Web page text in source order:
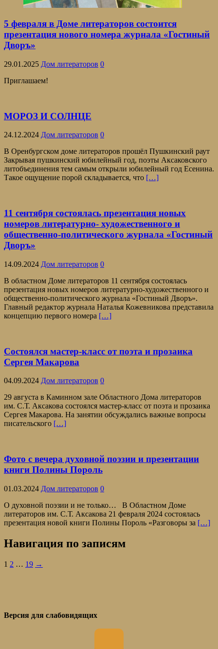
5 февраля в Доме литераторов состоится
презентация нового номера журнала «Гостиный
Дворъ»
29.01.2025 Дом литераторов 0
Приглашаем!
МОРОЗ И СОЛНЦЕ
24.12.2024 Дом литераторов 0
В Оренбургском доме литераторов прошёл Пушкинский раут
Закрывая пушкинский юбилейный год, поэты Аксаковского
литобъединения тем самым открыли юбилейный год Есенина.
Такое ощущение порой складывается, что […]
11 сентября состоялась презентация новых
номеров литературно- художественного и
общественно-политического журнала «Гостиный
Дворъ»
14.09.2024 Дом литераторов 0
В областном Доме литераторов 11 сентября состоялась
презентация новых номеров литературно-художественного и
общественно-политического журнала «Гостиный Дворъ».
Главный редактор журнала Наталья Кожевникова представила
концепцию первого номера […]
Состоялся мастер-класс от поэта и прозаика
Сергея Макарова
04.09.2024 Дом литераторов 0
29 августа в Каминном зале Областного Дома литераторов
им. С.Т. Аксакова состоялся мастер-класс от поэта и прозаика
Сергея Макарова. На занятии обсуждались важные вопросы
писательского […]
Фото с вечера духовной поэзии и презентации
книги Полины Пороль
01.03.2024 Дом литераторов 0
О духовной поэзии и не только… В Областном Доме
литераторов им. С.Т. Аксакова 21 февраля 2024 состоялась
презентация новой книги Полины Пороль «Разговоры за […]
Навигация по записям
1 2 … 19 →
Версия для слабовидящих